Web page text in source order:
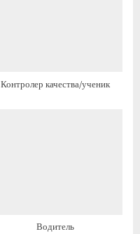
Контролер качества/ученик
Водитель